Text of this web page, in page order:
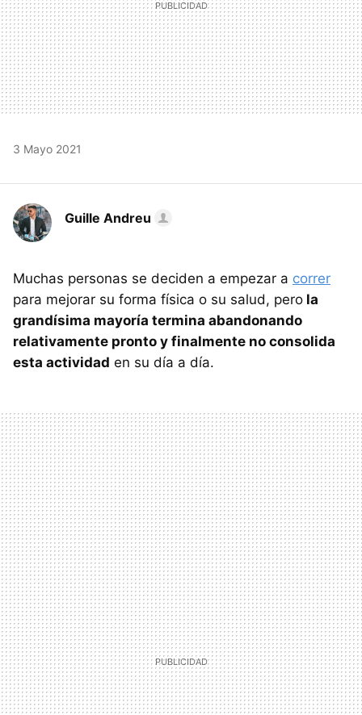
3 Mayo 2021
Guille Andreu
Muchas personas se deciden a empezar a correr
para mejorar su forma física o su salud, pero la
grandísima mayoría termina abandonando
relativamente pronto y finalmente no consolida
esta actividad en su día a día.